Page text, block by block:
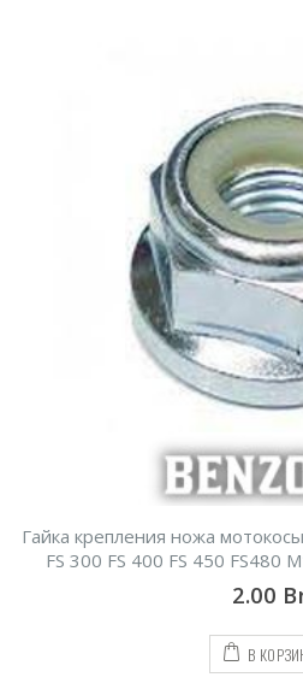
Гайка крепления ножа
FS 300 FS 400 FS 450 FS480
2.00
В